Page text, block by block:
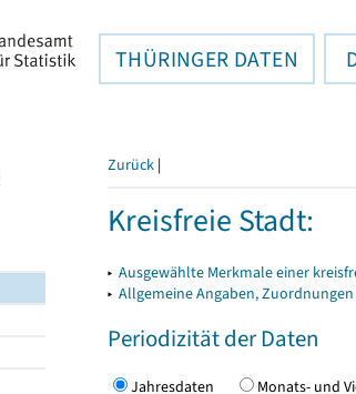
THÜRINGER DATEN
Zurück |
Kreisfreie Stadt:
▸ Ausgewählte Merkmale einer
▸ Allgemeine Angaben, Zuordnungen
Periodizität der Daten
Jahresdaten Monats- und